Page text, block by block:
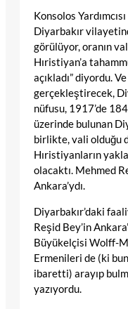
Konsolos
Diyarbakır
görülüyor, oranın
Hıristiyan’a
açıkladı” diyordu.
gerçekleştirecek,
nüfusu, 1917’de
üzerinde bulunan
birlikte, vali olduğu
Hıristiyanların
olacaktı. Mehmed
Ankara’ydı.
Diyarbakır’daki
Reşid Bey’in
Büyükelçisi Wolff-
Ermenileri de (ki
ibaretti) arayıp
yazıyordu.